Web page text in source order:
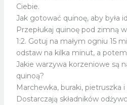
Ciebie.
Jak gotować quinoę, aby była
Przepłukaj quinoę pod zimną
1:2. Gotuj na małym ogniu 15
odstaw na kilka minut, a
Jakie warzywa korzeniowe są
quinoą?
Marchewka, buraki, pietruszka
Dostarczają składników